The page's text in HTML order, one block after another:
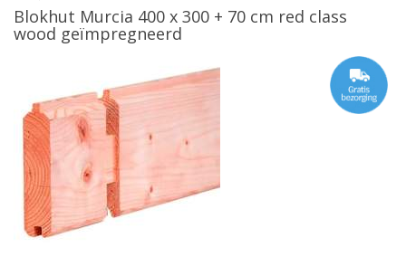
Blokhut Murcia 400 x 300 + 70 cm red class
wood geïmpregneerd